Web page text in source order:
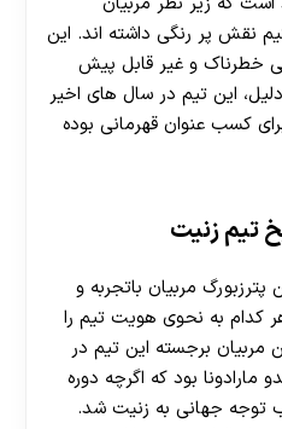
نقش پر رنگی داشته اند. این
خطرناک و غیر قابل پیش
این تیم در سال های اخیر
کسب عنوان قهرمانی بوده
تیم زنیت
مربیان باتجربه و
کدام به نحوی هویت تیم را
مربیان برجسته این تیم در
مارادونا بود که اگرچه دوره
توجه جهانی به زنیت شد.